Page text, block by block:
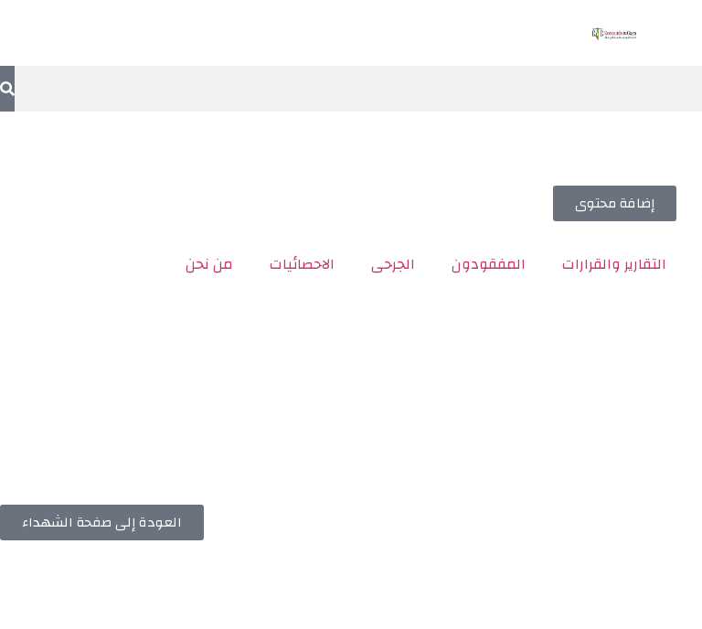
إضافة محتوى
التقارير والقرارات المفقودون الجرحى الاحصائيات من نحن
العودة إلى صفحة الشهداء